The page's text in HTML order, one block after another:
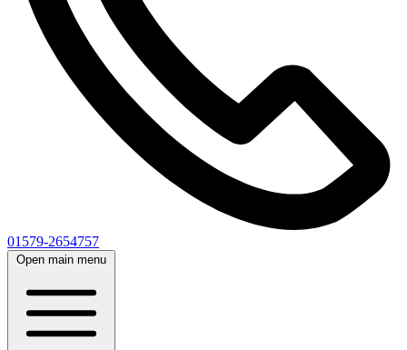
01579-2654757
Open main menu